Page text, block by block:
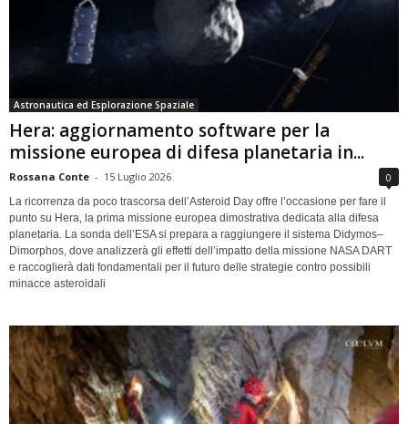
Astronautica ed Esplorazione Spaziale
Hera: aggiornamento software per la
missione europea di difesa planetaria in...
Rossana Conte - 15 Luglio 2026 0
La ricorrenza da poco trascorsa dell’Asteroid Day offre l’occasione per fare il
punto su Hera, la prima missione europea dimostrativa dedicata alla difesa
planetaria. La sonda dell’ESA si prepara a raggiungere il sistema Didymos–
Dimorphos, dove analizzerà gli effetti dell’impatto della missione NASA DART
e raccoglierà dati fondamentali per il futuro delle strategie contro possibili
minacce asteroidali